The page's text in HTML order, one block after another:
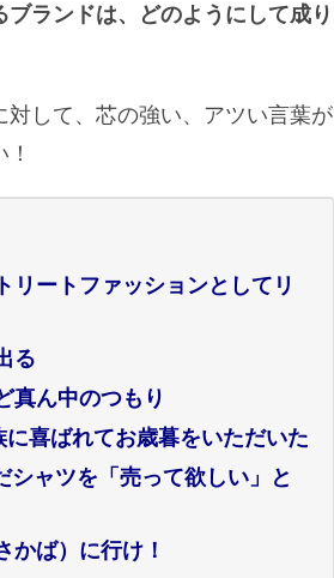
ランドは、どのようにして成り
して、芯の強い、アツい言葉が
リートファッションとしてリ
る
真ん中のつもり
喜ばれてお歳暮をいただいた
シャツを「売って欲しい」と
かば）に行け！